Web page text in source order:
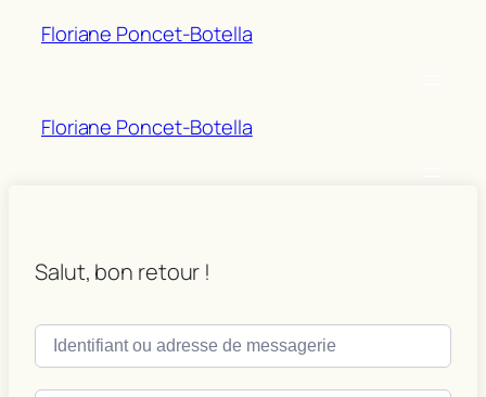
Floriane Poncet-Botella
Floriane Poncet-Botella
Salut, bon retour !